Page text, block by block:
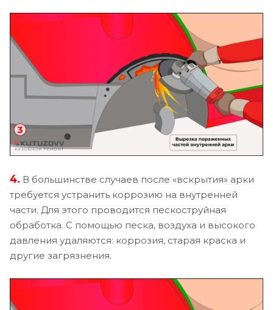
4. В большинстве случаев после «вскрытия» арки
требуется устранить коррозию на внутренней
части. Для этого проводится пескоструйная
обработка. С помощью песка, воздуха и высокого
давления удаляются: коррозия, старая краска и
другие загрязнения.